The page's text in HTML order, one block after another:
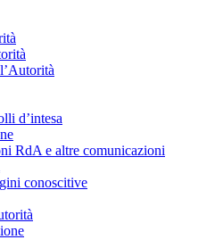
d’intesa
RdA e altre comunicazioni
conoscitive